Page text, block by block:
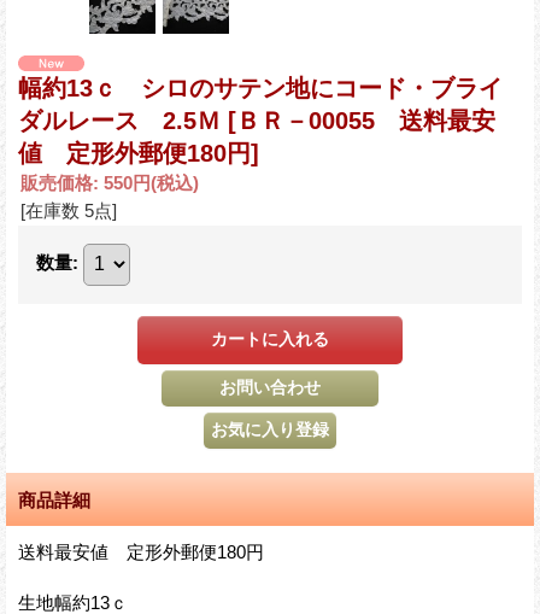
幅約13ｃ シロのサテン地にコード・ブライ
ダルレース 2.5Ｍ [ＢＲ－00055 送料最安
値 定形外郵便180円]
販売価格: 550円(税込)
[在庫数 5点]
数量:
商品詳細
送料最安値 定形外郵便180円
生地幅約13ｃ